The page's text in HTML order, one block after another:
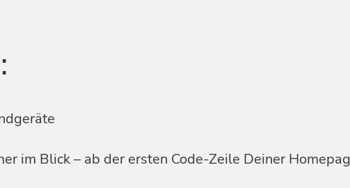
im Blick – ab der ersten Code-Zeile Deiner